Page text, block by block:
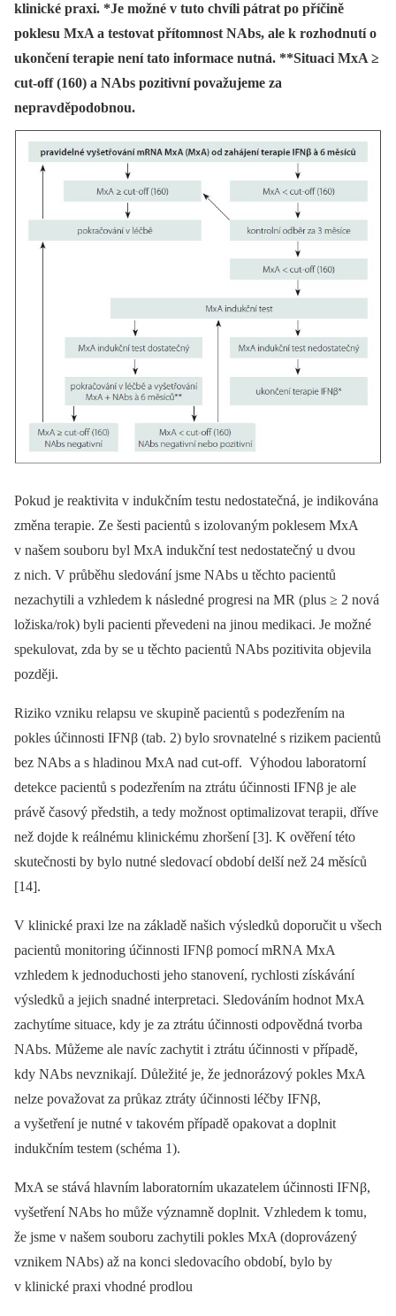
klinické praxi. *Je možné v tuto chvíli pátrat po příčině
poklesu MxA a testovat přítomnost NAbs, ale k rozhodnutí o
ukončení terapie není tato informace nutná. **Situaci MxA ≥
cut-off (160) a NAbs pozitivní považujeme za
nepravděpodobnou.
Pokud je reaktivita v indukčním testu nedostatečná, je indikována
změna terapie. Ze šesti pacientů s izolovaným poklesem MxA
v našem souboru byl MxA indukční test nedostatečný u dvou
z nich. V průběhu sledování jsme NAbs u těchto pacientů
nezachytili a vzhledem k následné progresi na MR (plus ≥ 2 nová
ložiska/rok) byli pacienti převedeni na jinou medikaci. Je možné
spekulovat, zda by se u těchto pacientů NAbs pozitivita objevila
později.
Riziko vzniku relapsu ve skupině pacientů s podezřením na
pokles účinnosti IFNβ (tab. 2) bylo srovnatelné s rizikem pacientů
bez NAbs a s hladinou MxA nad cut-off. Výhodou laboratorní
detekce pacientů s podezřením na ztrátu účinnosti IFNβ je ale
právě časový předstih, a tedy možnost optimalizovat terapii, dříve
než dojde k reálnému klinickému zhoršení [3]. K ověření této
skutečnosti by bylo nutné sledovací období delší než 24 měsíců
[14].
V klinické praxi lze na základě našich výsledků doporučit u všech
pacientů monitoring účinnosti IFNβ pomocí mRNA MxA
vzhledem k jednoduchosti jeho stanovení, rychlosti získávání
výsledků a jejich snadné interpretaci. Sledováním hodnot MxA
zachytíme situace, kdy je za ztrátu účinnosti odpovědná tvorba
NAbs. Můžeme ale navíc zachytit i ztrátu účinnosti v případě,
kdy NAbs nevznikají. Důležité je, že jednorázový pokles MxA
nelze považovat za průkaz ztráty účinnosti léčby IFNβ,
a vyšetření je nutné v takovém případě opakovat a doplnit
indukčním testem (schéma 1).
MxA se stává hlavním laboratorním ukazatelem účinnosti IFNβ,
vyšetření NAbs ho může významně doplnit. Vzhledem k tomu,
že jsme v našem souboru zachytili pokles MxA (doprovázený
vznikem NAbs) až na konci sledovacího období, bylo by
v klinické praxi vhodné prodlou